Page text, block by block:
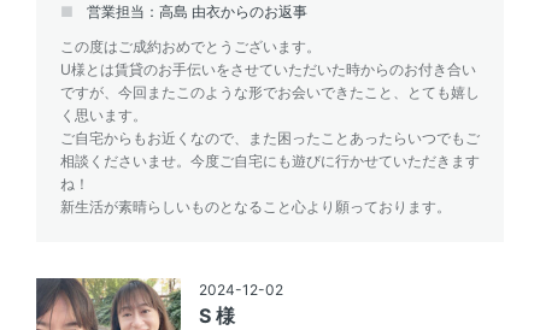
営業担当：高島 由衣からのお返事
この度はご成約おめでとうございます。
U様とは賃貸のお手伝いをさせていただいた時からのお付き合い
ですが、今回またこのような形でお会いできたこと、とても嬉し
く思います。
ご自宅からもお近くなので、また困ったことあったらいつでもご
相談くださいませ。今度ご自宅にも遊びに行かせていただきます
ね！
新生活が素晴らしいものとなること心より願っております。
2024-12-02
S 様